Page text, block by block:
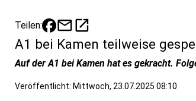
Teilen: mailopen_in_new
A1 bei Kamen teilweise
Auf der A1 bei Kamen hat es gekracht.
Veröffentlicht: Mittwoch, 23.07.2025 08:10